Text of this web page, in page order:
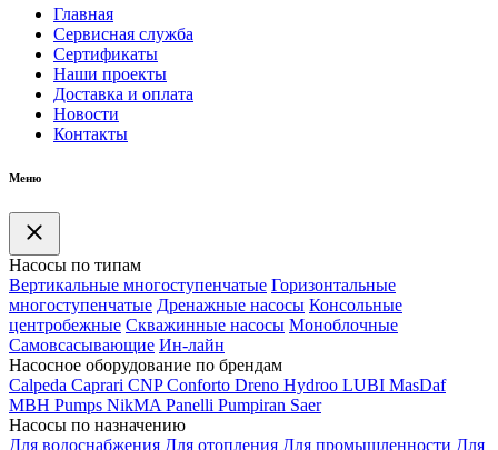
Главная
Сервисная служба
Сертификаты
Наши проекты
Доставка и оплата
Новости
Контакты
Меню
Насосы по типам
Вертикальные многоступенчатые Горизонтальные
многоступенчатые Дренажные насосы Консольные
центробежные Скважинные насосы Моноблочные
Самовсасывающие Ин-лайн
Насосное оборудование по брендам
Calpeda Caprari CNP Conforto Dreno Hydroo LUBI MasDaf
MBH Pumps NikMA Panelli Pumpiran Saer
Насосы по назначению
Для водоснабжения Для отопления Для промышленности Для